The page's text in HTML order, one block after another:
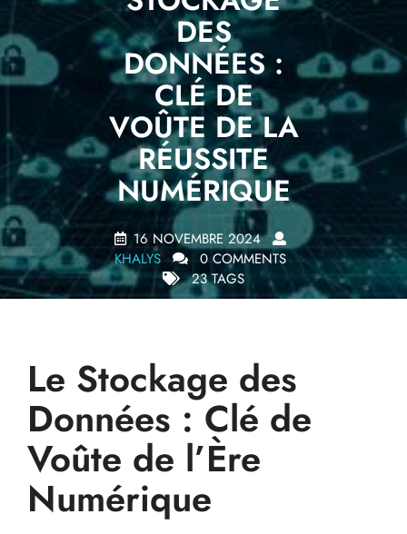
DES
DONNÉES :
CLÉ DE
VOÛTE DE LA
RÉUSSITE
NUMÉRIQUE
16 NOVEMBRE 2024
KHALYS
0 COMMENTS
23 TAGS
Le Stockage des
Données : Clé de
Voûte de l’Ère
Numérique